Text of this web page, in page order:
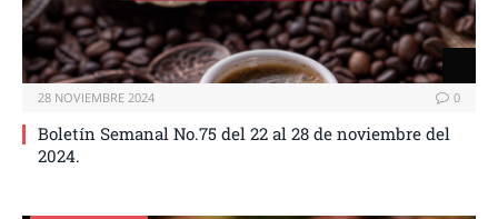
28 NOVIEMBRE 2024 0
Boletín Semanal No.75 del 22 al 28 de noviembre del
2024.